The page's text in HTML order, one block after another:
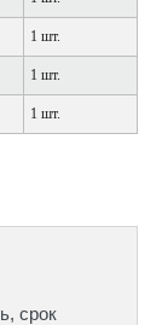
1 шт.
1 шт.
1 шт.
срок